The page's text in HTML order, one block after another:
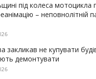
під колеса мотоцикла
– неповнолітній
закликав не купувати
демонтувати